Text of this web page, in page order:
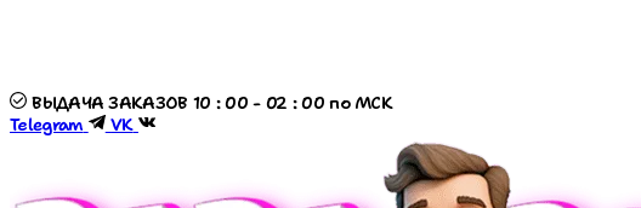
ВЫДАЧА ЗАКАЗОВ 10 : 00 - 02 : 00 по МСК
Telegram
VK